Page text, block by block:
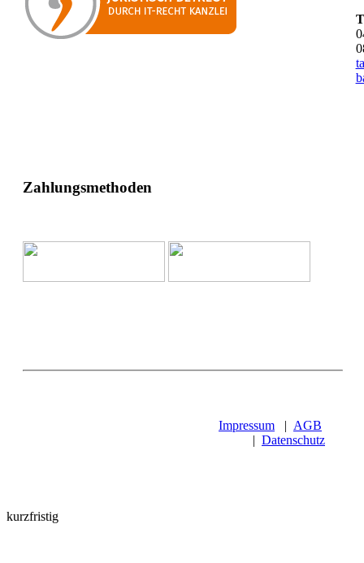
Zahlungsmethoden
Impressum | AGB
| Datenschutz
kurzfristig